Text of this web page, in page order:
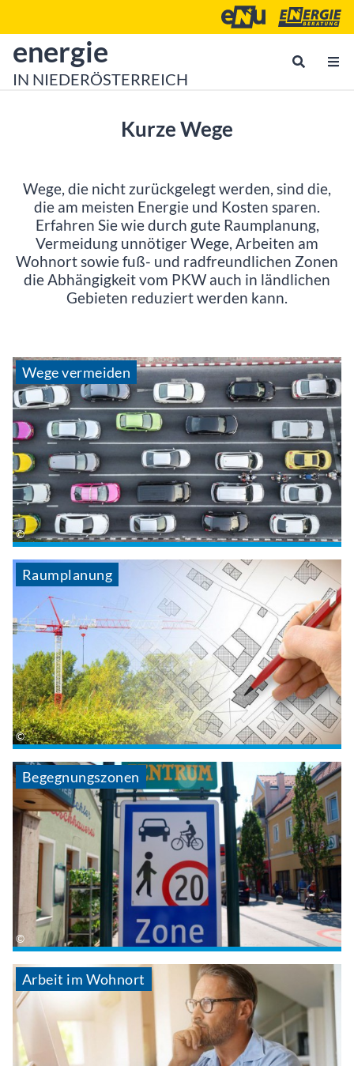
Energie- und
zur Startseite von
energie
IN NIEDERÖSTERREICH
Kurze Wege
Wege, die nicht zurückgelegt werden, sind die,
die am meisten Energie und Kosten sparen.
Erfahren Sie wie durch gute Raumplanung,
Vermeidung unnötiger Wege, Arbeiten am
Wohnort sowie fuß- und radfreundlichen Zonen
die Abhängigkeit vom PKW auch in ländlichen
Gebieten reduziert werden kann.
Wege vermeiden
Raumplanung
Begegnungszonen
Arbeit im Wohnort